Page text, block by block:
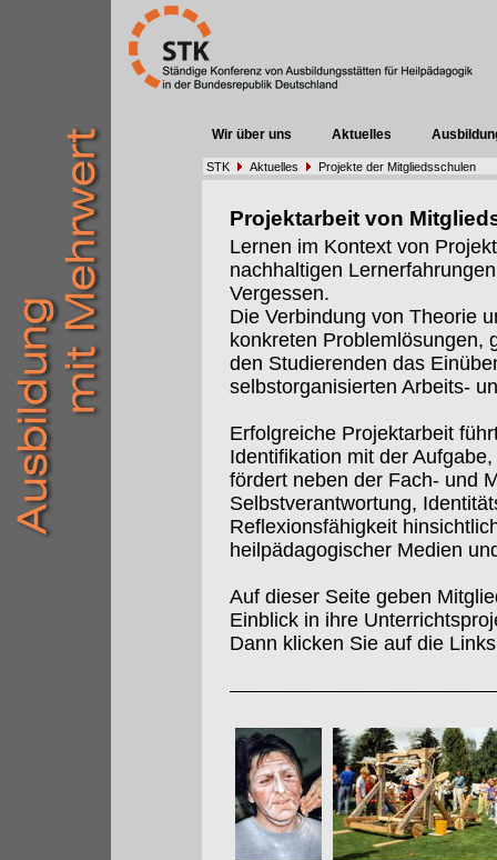
Wir über uns Aktuelles
STK Aktuelles Projekte der Mitgliedsschulen
Projektarbeit von
Lernen im Kontext von
nachhaltigen
Vergessen.
Die Verbindung von Theorie
konkreten Problemlösungen,
den Studierenden das
selbstorganisierten Arbeits-
Erfolgreiche Projektarbeit
Identifikation mit der
fördert neben der Fach- und
Selbstverantwortung,
Reflexionsfähigkeit
heilpädagogischer Medien
Auf dieser Seite geben
Einblick in ihre
Dann klicken Sie auf die